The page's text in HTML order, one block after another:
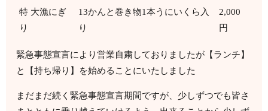
特 大漁にぎ
り
13かんと巻き物1本うにいくら入
り
2,000
円
緊急事態宣言により営業自粛しておりましたが【ランチ】
と【持ち帰り】を始めることにいたしました
まだまだ続く緊急事態宣言期間ですが、少しずつでも皆さ